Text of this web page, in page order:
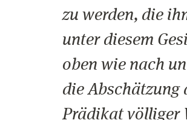
zu werden, die
unter diesem
oben wie nach
die Abschätzung
Prädikat völliger